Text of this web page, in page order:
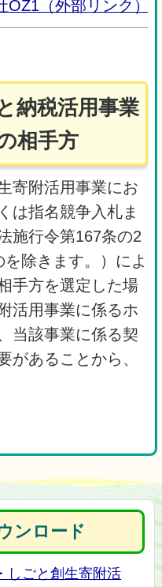
OZ1（外部リンク）
納税活用事業
相手方
寄附活用事業にお
は指名競争入札ま
施行令第167条の2
除きます。）によ
手方を選定した場
活用事業に係るホ
当該事業に係る契
があることから、
ンロード
しごと創生寄附活